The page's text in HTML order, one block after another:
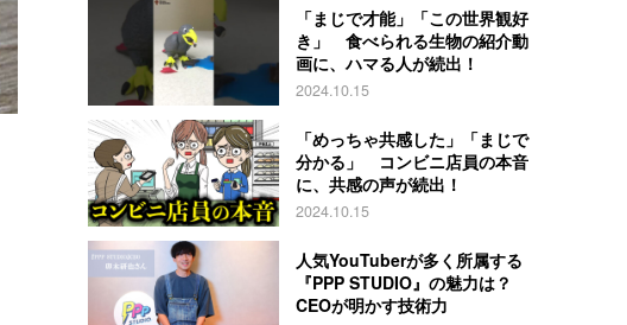
「まじで才能」「この世界観好
き」 食べられる生物の紹介動
画に、ハマる人が続出！
2024.10.15
「めっちゃ共感した」「まじで
分かる」 コンビニ店員の本音
に、共感の声が続出！
2024.10.15
人気YouTuberが多く所属する
『PPP STUDIO』の魅力は？
CEOが明かす技術力